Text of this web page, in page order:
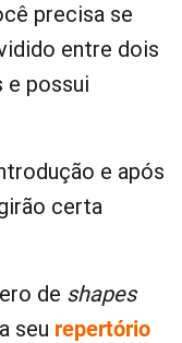
precisa se
entre dois
e possui
e após
certa
de shapes
seu repertório